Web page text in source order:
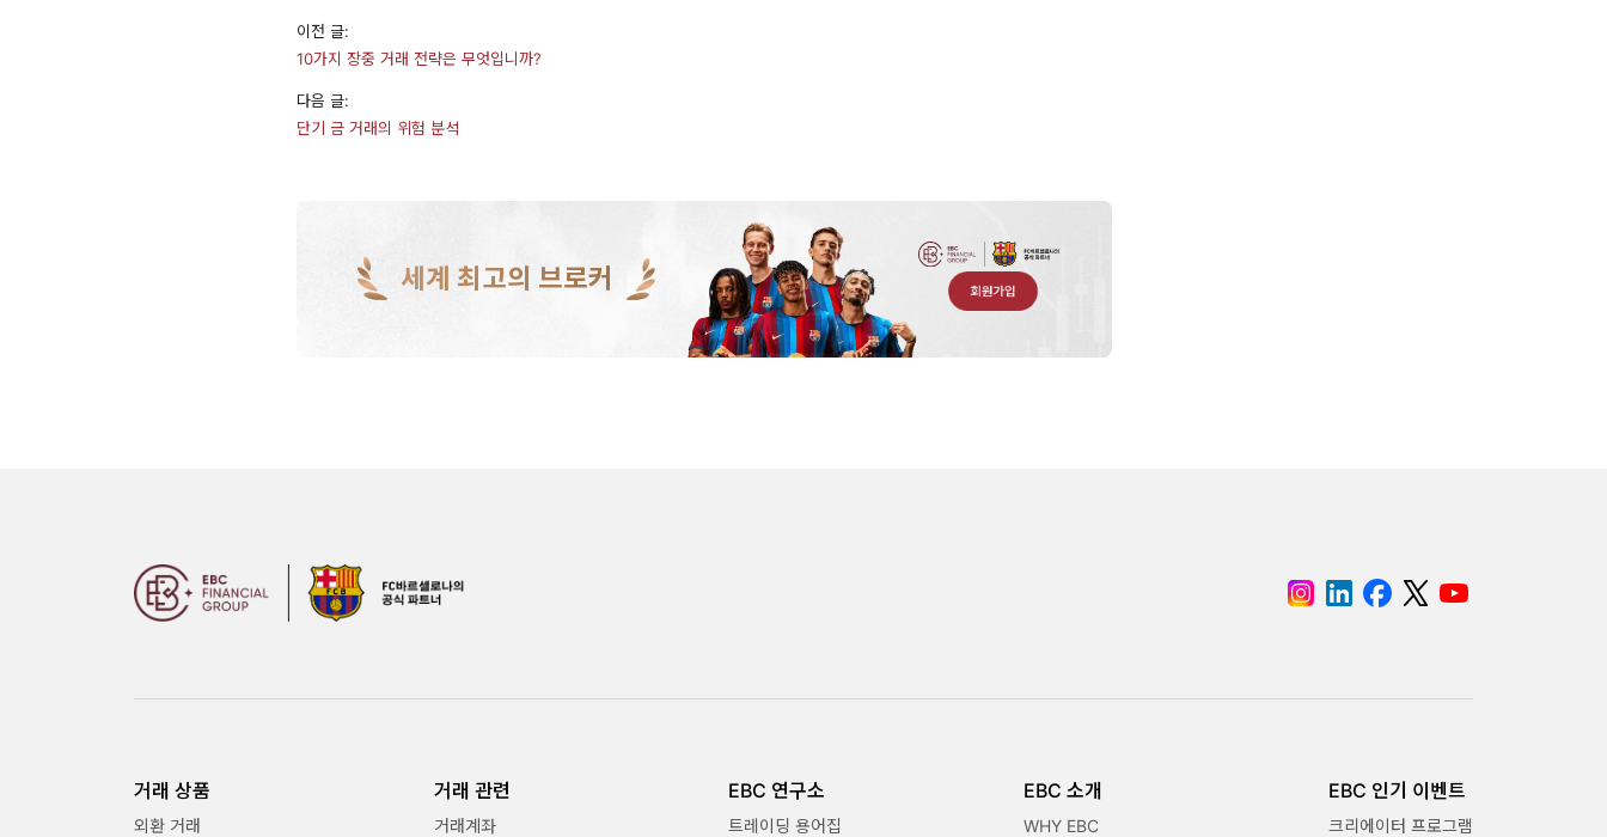
이전 글:
10가지 장중 거래 전략은 무엇입니까?
다음 글:
단기 금 거래의 위험 분석
세계 최고의 브로커 회원가입
거래 상품
외환 거래
거래 관련
거래계좌
EBC 연구소
트레이딩 용어집
EBC 소개
WHY EBC
EBC 인기 이벤트
크리에이터 프로그램